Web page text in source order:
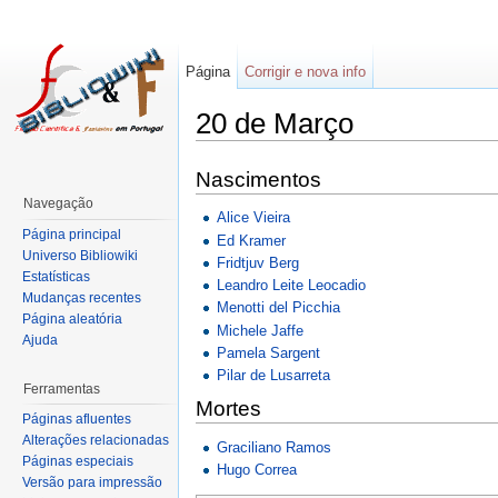
20 de Março
Nascimentos
Alice Vieira
Ed Kramer
Fridtjuv Berg
Leandro Leite Leocadio
Menotti del Picchia
Michele Jaffe
Pamela Sargent
Pilar de Lusarreta
Mortes
Graciliano Ramos
Hugo Correa
Página Corrigir e nova info
Navegação
Página principal
Universo Bibliowiki
Estatísticas
Mudanças recentes
Página aleatória
Ajuda
Ferramentas
Páginas afluentes
Alterações relacionadas
Páginas especiais
Versão para impressão